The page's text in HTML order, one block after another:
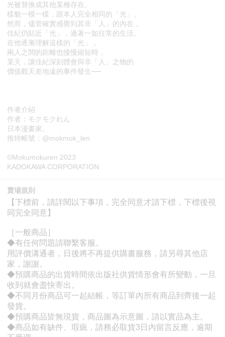
光被替換成其他某種存在。
樣貌一模一樣，跟本人完全相同的「光」。
然而，儘管確實感覺到其非「人」的內在，
佳紀仍貼近「光」，過著一如往常的生活。
在他逐漸理解這樣的「光」，
兩人之間的距離也慢慢縮短時，
某天，讓佳紀深刻體會與非「人」之物的
價值觀天差地遠的事件發生──
作者介紹
作者：モクモクれん
日本漫畫家。
推特帳號：@mokmok_len
©Mokumokuren 2023
KADOKAWA CORPORATION
賣場規則